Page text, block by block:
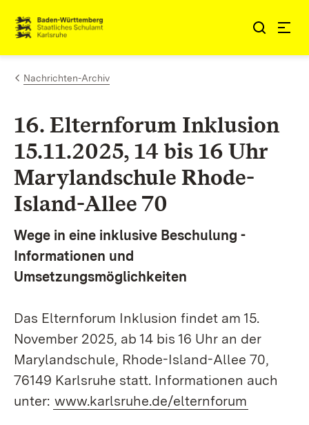
Zum Inhalt springen
Link zur Startseite
Nachrichten-Archiv
16. Elternforum Inklusion
15.11.2025, 14 bis 16 Uhr
Marylandschule Rhode-
Island-Allee 70
Wege in eine inklusive Beschulung -
Informationen und
Umsetzungsmöglichkeiten
Das Elternforum Inklusion findet am 15.
November 2025, ab 14 bis 16 Uhr an der
Marylandschule, Rhode-Island-Allee 70,
76149 Karlsruhe statt. Informationen auch
unter: www.karlsruhe.de/elternforum